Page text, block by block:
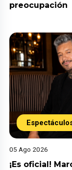
preocupación
05 Ago 2026
¡Es oficial!